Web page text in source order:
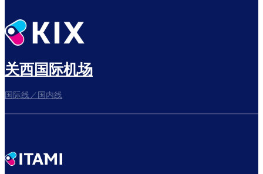
出发啦！
关西国际机场
国际线／国内线